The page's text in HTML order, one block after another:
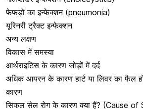
फेफड़ों का इन्फेक्शन(pneumonia)
यूरिनरी ट्रैक्ट इन्फेक्शन
अन्य लक्षण
विकास में समस्या
आर्थराइटिस के कारण जोड़ों में दर्द
अधिक आयरन के कारण हार्ट या लिवर का फैल
कारण
सिकल सेल रोग के कारण क्या हैं? (Cause of